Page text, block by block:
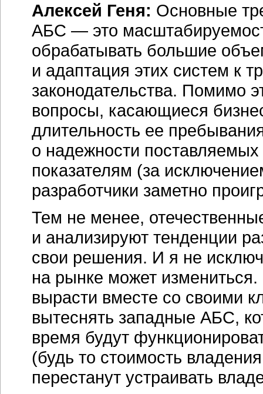
Алексей Геня: Основные
АБС — это
обрабатывать большие
и адаптация этих систем к
законодательства. Помимо
вопросы, касающиеся
длительность ее
о надежности
показателям (за
разработчики заметно
Тем не менее,
и анализируют тенденции
свои решения. И я не
на рынке может измениться.
вырасти вместе со своими
вытеснять западные АБС,
время будут
(будь то стоимость
перестанут устраивать